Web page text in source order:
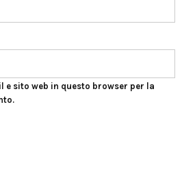
e sito web in questo browser per la